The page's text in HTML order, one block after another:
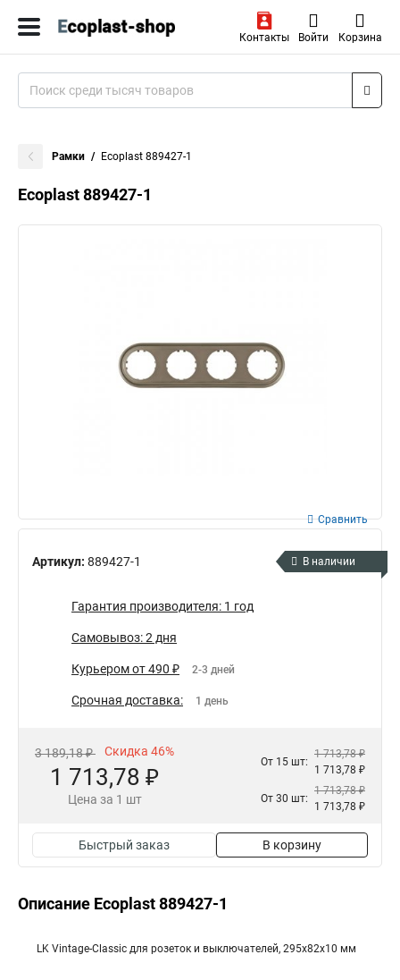
Контакты Войти Корзина
Рамки Ecoplast 889427-1
Ecoplast 889427-1
Артикул: 889427-1
Сравнить
В наличии
Гарантия производителя: 1 год
Самовывоз: 2 дня
Курьером от 490 ₽ 2-3 дней
Срочная доставка: 1 день
3 189,18 ₽ Скидка 46%
1 713,78 ₽
Цена за 1 шт
От 15 шт:
1 713,78 ₽
1 713,78 ₽
От 30 шт:
1 713,78 ₽
1 713,78 ₽
Быстрый заказ В корзину
Описание Ecoplast 889427-1
LK Vintage-Classic для розеток и выключателей, 295х82х10 мм